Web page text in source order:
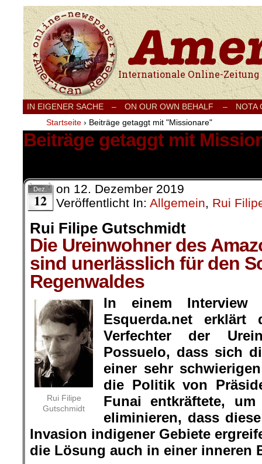
Internationale Onlinezeitung für Frieden,
IN EIGENER SACHE – ON OUR OWN BEHALF –
NOTA
Startseite › Beiträge getaggt mit "Missionare"
Beiträge getaggt mit
Dez.
12
on 12. Dezember 2019
Veröffentlicht In: Allgemein, Rui
Rui Filipe Gutschmidt
Die Ureinwohner des
sind unerlässlich für den
Regenwaldes
Rui Filipe
Gutschmidt
In einem
Esquerda.net erklärt
Verfechter der
Possuelo, dass sich
einer sehr
die Politik von
Funai entkräftete,
eliminieren, dass
Invasion indigener Gebiete
die Lösung auch in einer inneren